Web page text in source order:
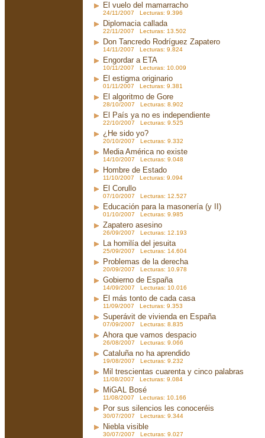
El vuelo del mamarracho
24/11/2007 Lecturas: 9.396
Diplomacia callada
22/11/2007 Lecturas: 13.502
Don Tancredo Rodríguez Zapatero
14/11/2007 Lecturas: 9.824
Engordar a ETA
10/11/2007 Lecturas: 10.009
El estigma originario
01/11/2007 Lecturas: 9.381
El algoritmo de Gore
28/10/2007 Lecturas: 8.902
El País ya no es independiente
22/10/2007 Lecturas: 9.525
¿He sido yo?
20/10/2007 Lecturas: 9.332
Media América no existe
14/10/2007 Lecturas: 9.048
Hombre de Estado
11/10/2007 Lecturas: 9.094
El Corullo
07/10/2007 Lecturas: 12.527
Educación para la masonería (y II)
01/10/2007 Lecturas: 9.985
Zapatero asesino
26/09/2007 Lecturas: 12.193
La homilía del jesuita
25/09/2007 Lecturas: 14.604
Problemas de la derecha
20/09/2007 Lecturas: 10.978
Gobierno de España
14/09/2007 Lecturas: 10.016
El más tonto de cada casa
11/09/2007 Lecturas: 9.353
Superávit de vivienda en España
07/09/2007 Lecturas: 8.835
Ahora que vamos despacio
26/08/2007 Lecturas: 9.066
Cataluña no ha aprendido
19/08/2007 Lecturas: 9.232
Mil trescientas cuarenta y cinco palabras
11/08/2007 Lecturas: 9.084
MiGAL Bosé
11/08/2007 Lecturas: 10.166
Por sus silencios les conoceréis
30/07/2007 Lecturas: 9.344
Niebla visible
30/07/2007 Lecturas: 9.027